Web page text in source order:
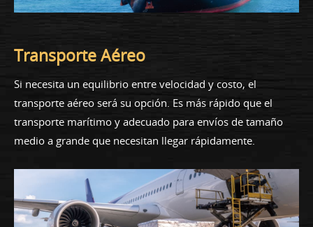
Transporte Aéreo
Si necesita un equilibrio entre velocidad y costo, el
transporte aéreo será su opción. Es más rápido que el
transporte marítimo y adecuado para envíos de tamaño
medio a grande que necesitan llegar rápidamente.